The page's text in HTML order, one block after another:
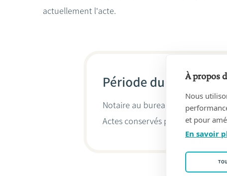
actuellement l'acte.
Période du 08/12/
Notaire au bureau Tack & De
Actes conservés par
Hugo Tack
À propos
Nous
et pour
En savoir